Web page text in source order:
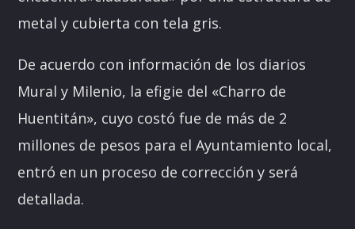
metal y cubierta con tela gris.
De acuerdo con información de los diarios
Mural y Milenio, la efigie del «Charro de
Huentitán», cuyo costó fue de más de 2
millones de pesos para el Ayuntamiento local,
entró en un proceso de corrección y será
detallada.